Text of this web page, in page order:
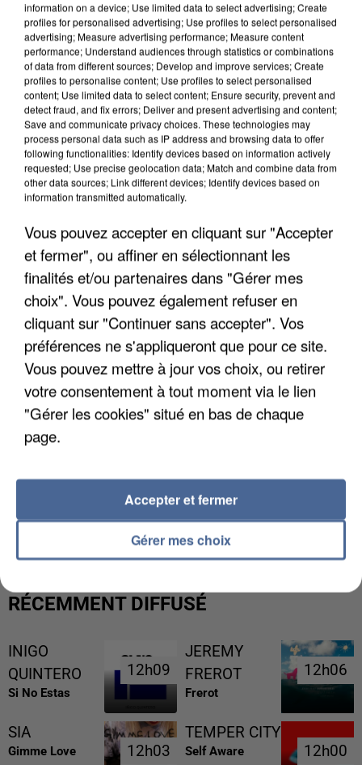
UN SECOND CADRE DE LA DZ MAFIA
INTERPELLÉ EN ALGÉRIE
UNE TOURISTE DE L’OISE EMPORTÉE PAR UNE
COULÉE DE BOUE EN HAUTE-SAVOIE
RÉCEMMENT DIFFUSÉ
INIGO
QUINTERO
Si No Estas
12h09
12h09
JEREMY
FREROT
Frerot
12h06
12h06
SIA
Gimme Love 12h03
12h03
TEMPER CITY
Self Aware 12h00
12h00
information on a device; Use limited data to select advertising; Create
profiles for personalised advertising; Use profiles to select personalised
advertising; Measure advertising performance; Measure content
performance; Understand audiences through statistics or combinations
of data from different sources; Develop and improve services; Create
profiles to personalise content; Use profiles to select personalised
content; Use limited data to select content; Ensure security, prevent and
detect fraud, and fix errors; Deliver and present advertising and content;
Save and communicate privacy choices. These technologies may
process personal data such as IP address and browsing data to offer
following functionalities: Identify devices based on information actively
requested; Use precise geolocation data; Match and combine data from
other data sources; Link different devices; Identify devices based on
information transmitted automatically.
Vous pouvez accepter en cliquant sur "Accepter
et fermer", ou affiner en sélectionnant les
finalités et/ou partenaires dans "Gérer mes
choix". Vous pouvez également refuser en
cliquant sur "Continuer sans accepter". Vos
préférences ne s'appliqueront que pour ce site.
Vous pouvez mettre à jour vos choix, ou retirer
votre consentement à tout moment via le lien
"Gérer les cookies" situé en bas de chaque
page.
Gérer mes choix
Accepter et fermer